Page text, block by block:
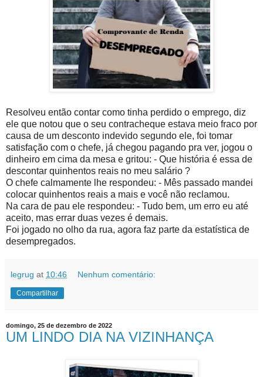
Resolveu então contar como tinha perdido o emprego, diz
ele que notou que o seu contracheque estava meio fraco por
causa de um desconto indevido segundo ele, foi tomar
satisfação com o chefe, já chegou pagando pra ver, jogou o
dinheiro em cima da mesa e gritou: - Que história é essa de
descontar quinhentos reais no meu salário ?
O chefe calmamente lhe respondeu: - Mês passado mandei
colocar quinhentos reais a mais e você não reclamou.
Na cara de pau ele respondeu: - Tudo bem, um erro eu até
aceito, mas errar duas vezes é demais.
Foi jogado no olho da rua, agora faz parte da estatística de
desempregados.
legrug at 10:46 Nenhum comentário:
Compartilhar
domingo, 25 de dezembro de 2022
UM LINDO DIA NA VIZINHANÇA